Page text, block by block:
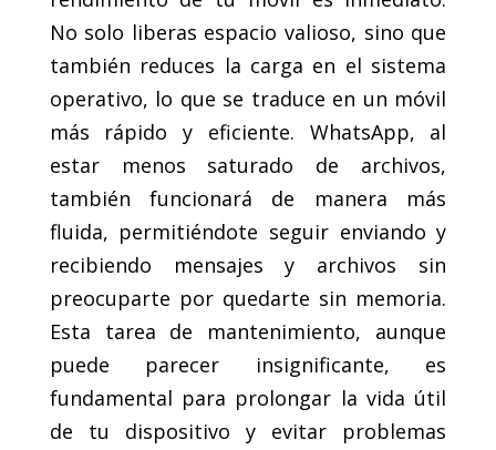
No solo liberas espacio valioso, sino que
también reduces la carga en el sistema
operativo, lo que se traduce en un móvil
más rápido y eficiente. WhatsApp, al
estar menos saturado de archivos,
también funcionará de manera más
fluida, permitiéndote seguir enviando y
recibiendo mensajes y archivos sin
preocuparte por quedarte sin memoria.
Esta tarea de mantenimiento, aunque
puede parecer insignificante, es
fundamental para prolongar la vida útil
de tu dispositivo y evitar problemas